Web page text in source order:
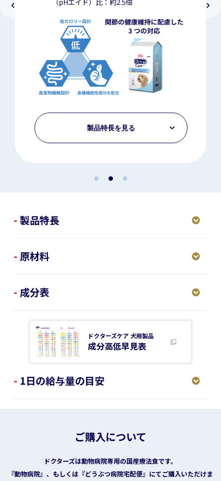
製品特長を見る
製品特長
原材料
成分表
ドクターズケア 犬用製品
成分高低早見表
1日の給与量の目安
ご購入について
ドクターズは動物病院専用の国産療法食です。
『動物病院』、もしくは『どうぶつ病院宅配便』にてご購入いただけま